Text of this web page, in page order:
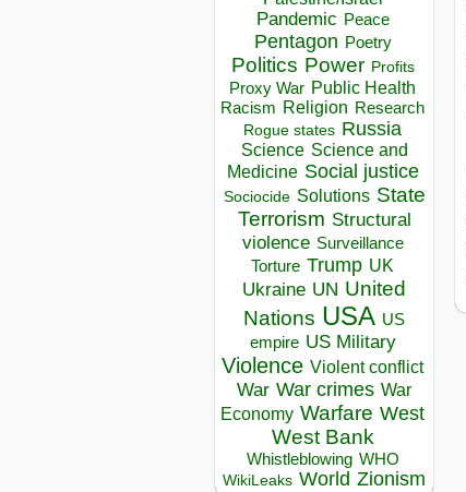
Pandemic Peace
Pentagon Poetry
Politics Power Profits
Proxy War Public Health
Racism Religion Research
Rogue states Russia
Science Science and
Medicine Social justice
Sociocide Solutions State
Terrorism Structural
violence Surveillance
Torture Trump UK
Ukraine UN United
Nations USA US
empire US Military
Violence Violent conflict
War War crimes War
Economy Warfare West
West Bank
Whistleblowing WHO
WikiLeaks World Zionism